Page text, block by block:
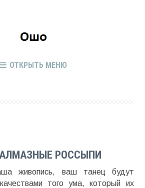
ОТКРЫТЬ МЕНЮ
РОССЫПИ
живопись, ваш танец будут
того ума, который их